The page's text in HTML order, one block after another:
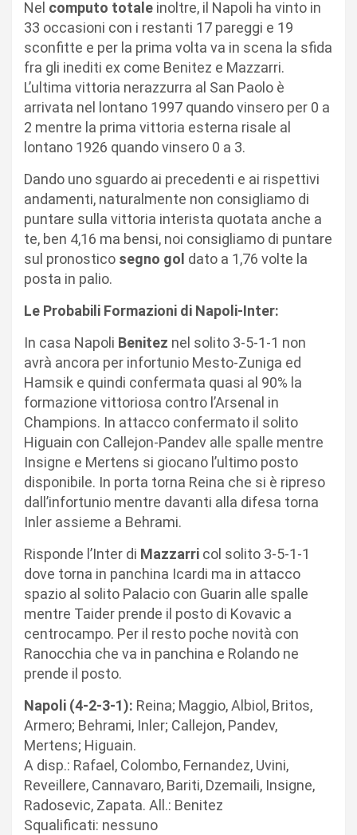
Nel computo totale inoltre, il Napoli ha vinto in
33 occasioni con i restanti 17 pareggi e 19
sconfitte e per la prima volta va in scena la sfida
fra gli inediti ex come Benitez e Mazzarri.
L’ultima vittoria nerazzurra al San Paolo è
arrivata nel lontano 1997 quando vinsero per 0 a
2 mentre la prima vittoria esterna risale al
lontano 1926 quando vinsero 0 a 3.
Dando uno sguardo ai precedenti e ai rispettivi
andamenti, naturalmente non consigliamo di
puntare sulla vittoria interista quotata anche a
te, ben 4,16 ma bensi, noi consigliamo di puntare
sul pronostico segno gol dato a 1,76 volte la
posta in palio.
Le Probabili Formazioni di Napoli-Inter:
In casa Napoli Benitez nel solito 3-5-1-1 non
avrà ancora per infortunio Mesto-Zuniga ed
Hamsik e quindi confermata quasi al 90% la
formazione vittoriosa contro l’Arsenal in
Champions. In attacco confermato il solito
Higuain con Callejon-Pandev alle spalle mentre
Insigne e Mertens si giocano l’ultimo posto
disponibile. In porta torna Reina che si è ripreso
dall’infortunio mentre davanti alla difesa torna
Inler assieme a Behrami.
Risponde l’Inter di Mazzarri col solito 3-5-1-1
dove torna in panchina Icardi ma in attacco
spazio al solito Palacio con Guarin alle spalle
mentre Taider prende il posto di Kovavic a
centrocampo. Per il resto poche novità con
Ranocchia che va in panchina e Rolando ne
prende il posto.
Napoli (4-2-3-1): Reina; Maggio, Albiol, Britos,
Armero; Behrami, Inler; Callejon, Pandev,
Mertens; Higuain.
A disp.: Rafael, Colombo, Fernandez, Uvini,
Reveillere, Cannavaro, Bariti, Dzemaili, Insigne,
Radosevic, Zapata. All.: Benitez
Squalificati: nessuno